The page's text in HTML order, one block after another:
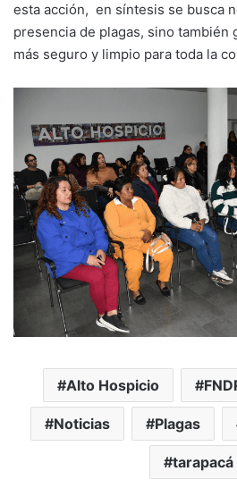
esta acción, en síntesis se busca
presencia de plagas, sino también
más seguro y limpio para toda la
Alto Hospicio
Noticias Plagas
tarapacá